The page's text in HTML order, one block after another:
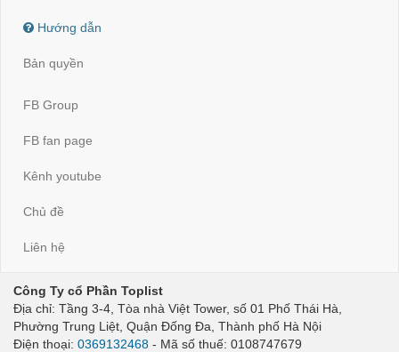
Hướng dẫn
Bản quyền
FB Group
FB fan page
Kênh youtube
Chủ đề
Liên hệ
Công Ty cổ Phần Toplist
Địa chỉ: Tầng 3-4, Tòa nhà Việt Tower, số 01 Phố Thái Hà,
Phường Trung Liệt, Quận Đống Đa, Thành phố Hà Nội
Điện thoại: 0369132468 - Mã số thuế: 0108747679